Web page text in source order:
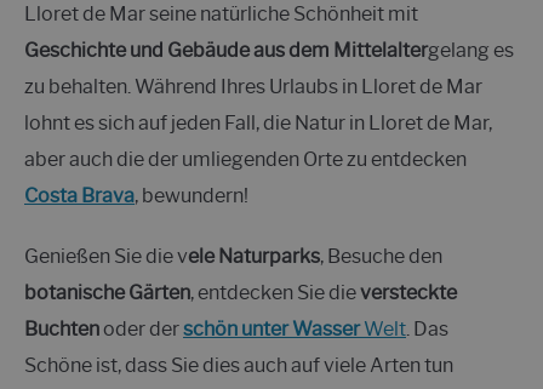
Lloret de Mar seine natürliche Schönheit mit
Geschichte und Gebäude aus dem Mittelaltergelang es
zu behalten. Während Ihres Urlaubs in Lloret de Mar
lohnt es sich auf jeden Fall, die Natur in Lloret de Mar,
aber auch die der umliegenden Orte zu entdecken
Costa Brava, bewundern!
Genießen Sie die vele Naturparks, Besuche den
botanische Gärten, entdecken Sie dieversteckte
Buchtenoder derschön unter WasserWelt. Das
Schöne ist, dass Sie dies auch auf viele Arten tun